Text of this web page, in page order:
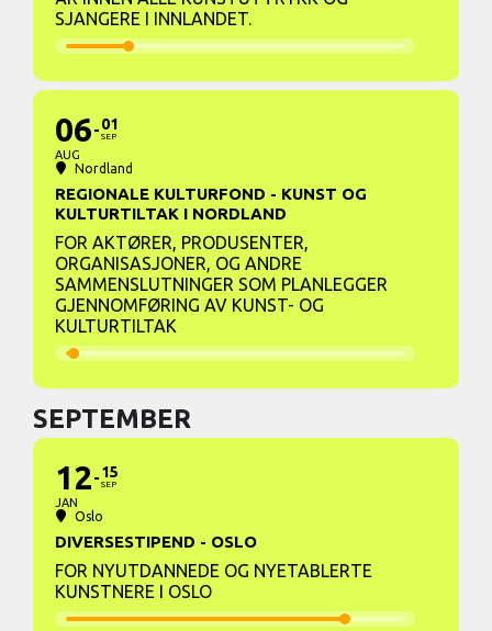
SJANGERE I INNLANDET.
06
AUG
01
SEP
Nordland
REGIONALE KULTURFOND - KUNST OG
KULTURTILTAK I NORDLAND
FOR AKTØRER, PRODUSENTER,
ORGANISASJONER, OG ANDRE
SAMMENSLUTNINGER SOM PLANLEGGER
GJENNOMFØRING AV KUNST- OG
KULTURTILTAK
SEPTEMBER
12
JAN
15
SEP
Oslo
DIVERSESTIPEND - OSLO
FOR NYUTDANNEDE OG NYETABLERTE
KUNSTNERE I OSLO